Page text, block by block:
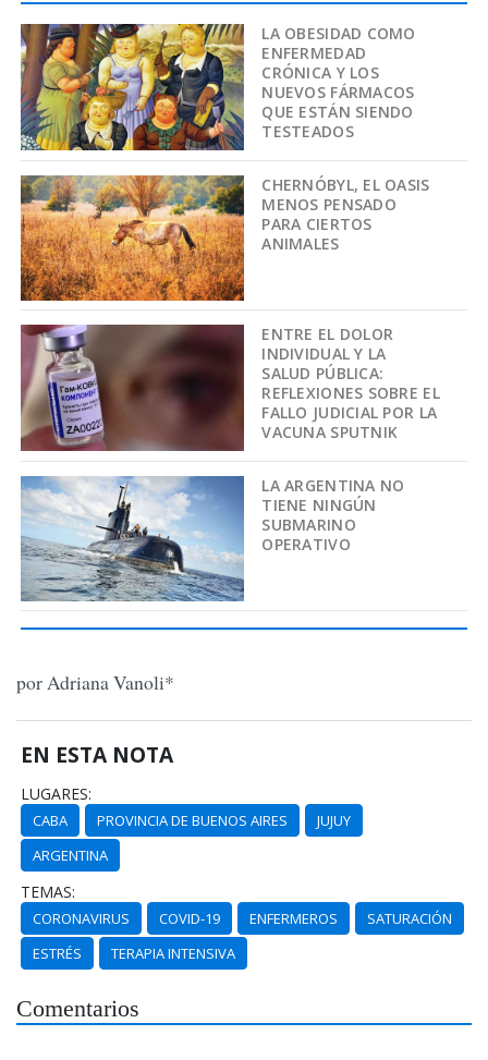
LA OBESIDAD COMO
ENFERMEDAD
CRÓNICA Y LOS
NUEVOS FÁRMACOS
QUE ESTÁN SIENDO
TESTEADOS
CHERNÓBYL, EL OASIS
MENOS PENSADO
PARA CIERTOS
ANIMALES
ENTRE EL DOLOR
INDIVIDUAL Y LA
SALUD PÚBLICA:
REFLEXIONES SOBRE EL
FALLO JUDICIAL POR LA
VACUNA SPUTNIK
LA ARGENTINA NO
TIENE NINGÚN
SUBMARINO
OPERATIVO
por Adriana Vanoli*
EN ESTA NOTA
LUGARES:
CABA PROVINCIA DE BUENOS AIRES
JUJUY
ARGENTINA
TEMAS:
CORONAVIRUS COVID-19 ENFERMEROS
SATURACIÓN
ESTRÉS
TERAPIA INTENSIVA
Comentarios